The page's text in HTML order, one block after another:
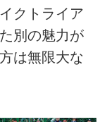
クトライア
別の魅力が
は無限大な